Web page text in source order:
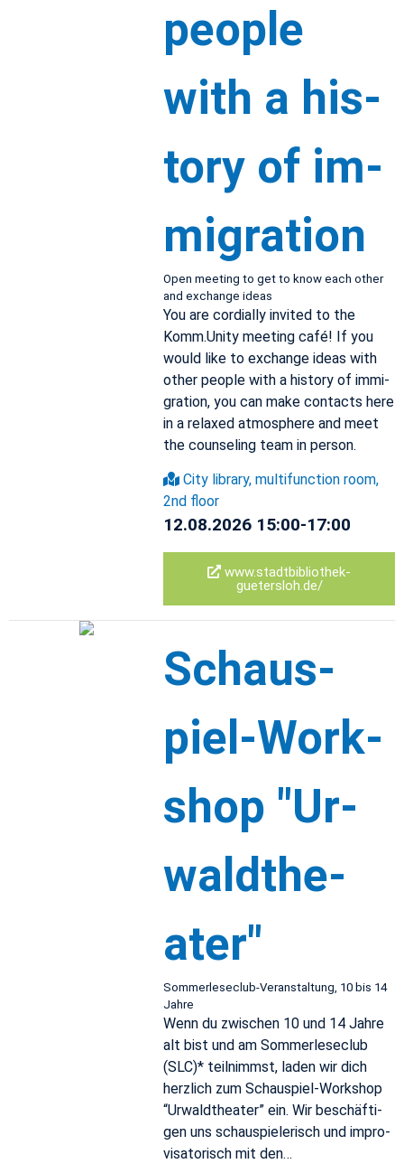
peo­ple
with a his­
tory of im­
mi­gra­tion
Open meet­ing to get to know each other
and ex­change ideas
You are cor­dially in­vited to the
Komm.​Unity meet­ing café! If you
would like to ex­change ideas with
other peo­ple with a his­tory of im­mi­
gra­tion, you can make con­tacts here
in a re­laxed at­mos­phere and meet
the coun­sel­ing team in per­son.
City li­brary, mul­ti­func­tion room,
2nd floor
12.08.2026 15:00-17:00
www.​sta​dtbi​blio​thek-​
guetersloh.​de/
Schaus­
piel-Work­
shop "Ur­
waldthe­
ater"
Som­mer­lese­club-Ve­r­anstal­tung, 10 bis 14
Jahre
Wenn du zwis­chen 10 und 14 Jahre
alt bist und am Som­mer­lese­club
(SLC)* teil­nimmst, laden wir dich
her­zlich zum Schaus­piel-Work­shop
“Ur­waldthe­ater” ein. Wir beschäfti­
gen uns schaus­pielerisch und im­pro­
visatorisch mit den…